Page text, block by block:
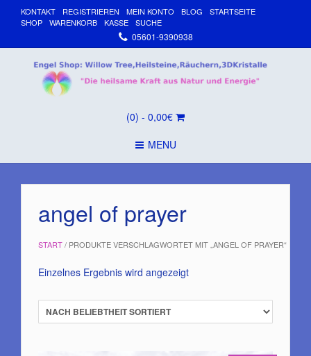
KONTAKT REGISTRIEREN MEIN KONTO BLOG
STARTSEITE
SHOP
WARENKORB KASSE SUCHE
05601-9390938
(0) - 0,00€
MENU
START/ PRODUKTE VERSCHLAGWORTET MIT „ANGEL OF PRAYER“
angel of prayer
Einzelnes Ergebnis wird angezeigt